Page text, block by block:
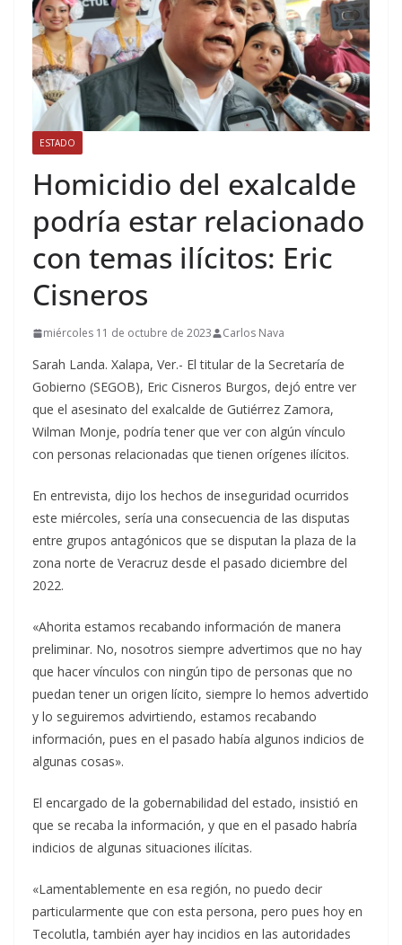
ESTADO
Homicidio del exalcalde
podría estar relacionado
con temas ilícitos: Eric
Cisneros
miércoles 11 de octubre de 2023 Carlos Nava
Sarah Landa. Xalapa, Ver.- El titular de la Secretaría de
Gobierno (SEGOB), Eric Cisneros Burgos, dejó entre ver
que el asesinato del exalcalde de Gutiérrez Zamora,
Wilman Monje, podría tener que ver con algún vínculo
con personas relacionadas que tienen orígenes ilícitos.
En entrevista, dijo los hechos de inseguridad ocurridos
este miércoles, sería una consecuencia de las disputas
entre grupos antagónicos que se disputan la plaza de la
zona norte de Veracruz desde el pasado diciembre del
2022.
«Ahorita estamos recabando información de manera
preliminar. No, nosotros siempre advertimos que no hay
que hacer vínculos con ningún tipo de personas que no
puedan tener un origen lícito, siempre lo hemos advertido
y lo seguiremos advirtiendo, estamos recabando
información, pues en el pasado había algunos indicios de
algunas cosas».
El encargado de la gobernabilidad del estado, insistió en
que se recaba la información, y que en el pasado habría
indicios de algunas situaciones ilícitas.
«Lamentablemente en esa región, no puedo decir
particularmente que con esta persona, pero pues hoy en
Tecolutla, también ayer hay incidios en las autoridades